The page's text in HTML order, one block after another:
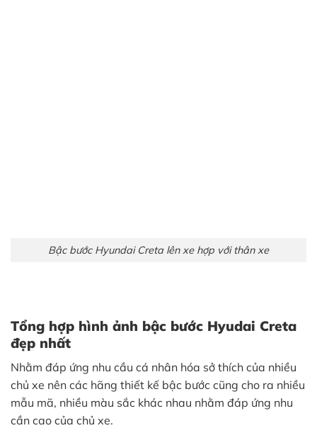
Bậc bước Hyundai Creta lên xe hợp với thân xe
Tổng hợp hình ảnh bậc bước Hyudai Creta
đẹp nhất
Nhằm đáp ứng nhu cầu cá nhân hóa sở thích của nhiều
chủ xe nên các hãng thiết kế bậc bước cũng cho ra nhiều
mẫu mã, nhiều màu sắc khác nhau nhằm đáp ứng nhu
cần cao của chủ xe.